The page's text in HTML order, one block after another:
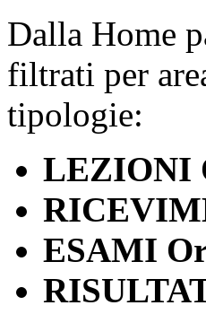
Dalla Home
filtrati per
tipologie:
LEZIONI
ESAMI